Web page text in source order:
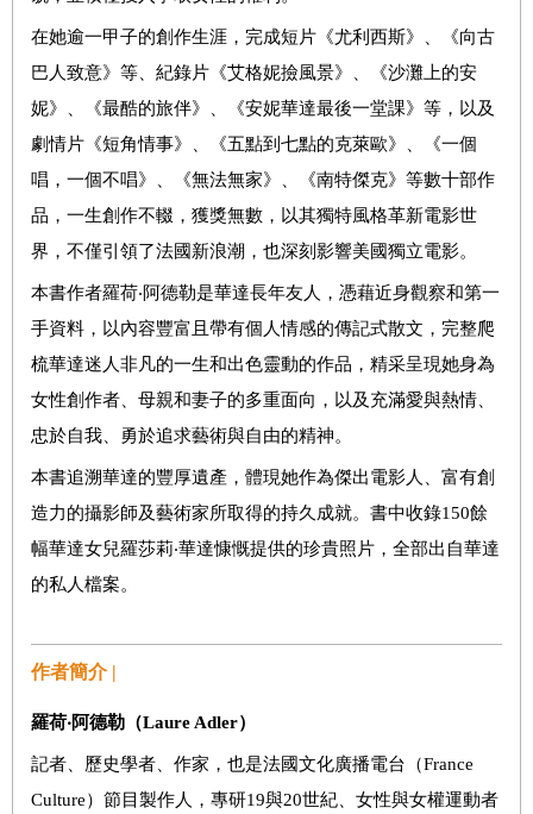
在她逾一甲子的創作生涯，完成短片《尤利西斯》、《向古
巴人致意》等、紀錄片《艾格妮撿風景》、《沙灘上的安
妮》、《最酷的旅伴》、《安妮華達最後一堂課》等，以及
劇情片《短角情事》、《五點到七點的克萊歐》、《一個
唱，一個不唱》、《無法無家》、《南特傑克》等數十部作
品，一生創作不輟，獲獎無數，以其獨特風格革新電影世
界，不僅引領了法國新浪潮，也深刻影響美國獨立電影。
本書作者羅荷‧阿德勒是華達長年友人，憑藉近身觀察和第一
手資料，以內容豐富且帶有個人情感的傳記式散文，完整爬
梳華達迷人非凡的一生和出色靈動的作品，精采呈現她身為
女性創作者、母親和妻子的多重面向，以及充滿愛與熱情、
忠於自我、勇於追求藝術與自由的精神。
本書追溯華達的豐厚遺產，體現她作為傑出電影人、富有創
造力的攝影師及藝術家所取得的持久成就。書中收錄150餘
幅華達女兒羅莎莉‧華達慷慨提供的珍貴照片，全部出自華達
的私人檔案。
作者簡介 |
羅荷‧阿德勒 （Laure Adler）
記者、歷史學者、作家，也是法國文化廣播電台（France
Culture）節目製作人，專研19與20世紀、女性與女權運動者